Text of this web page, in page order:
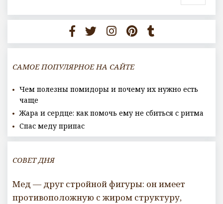
e
o
k
t
r
t
e
r
e
s
b
l
r
САМОЕ ПОПУЛЯРНОЕ НА САЙТЕ
Чем полезны помидоры и почему их нужно есть
чаще
Жара и сердце: как помочь ему не сбиться с ритма
Спас меду припас
СОВЕТ ДНЯ
Мед — друг стройной фигуры: он имеет
противоположную с жиром структуру,